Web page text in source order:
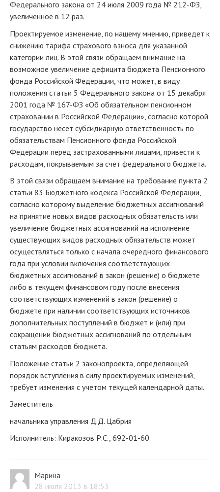
Федерального закона от 24 июля 2009 года № 212-ФЗ,
увеличенное в 12 раз.
Проектируемое изменение, по нашему мнению, приведет к
снижению тарифа страхового взноса для указанной
категории лиц. В этой связи обращаем внимание на
возможное увеличение дефицита бюджета Пенсионного
фонда Российской Федерации, что может, в виду
положения статьи 5 Федерального закона от 15 декабря
2001 года № 167-ФЗ «Об обязательном пенсионном
страховании в Российской Федерации», согласно которой
государство несет субсидиарную ответственность по
обязательствам Пенсионного фонда Российской
Федерации перед застрахованными лицами, привести к
расходам, покрываемым за счет федерального бюджета.
В этой связи обращаем внимание на требование пункта 2
статьи 83 Бюджетного кодекса Российской Федерации,
согласно которому выделение бюджетных ассигнований
на принятие новых видов расходных обязательств или
увеличение бюджетных ассигнований на исполнение
существующих видов расходных обязательств может
осуществляться только с начала очередного финансового
года при условии включения соответствующих
бюджетных ассигнований в закон (решение) о бюджете
либо в текущем финансовом году после внесения
соответствующих изменений в закон (решение) о
бюджете при наличии соответствующих источников
дополнительных поступлений в бюджет и (или) при
сокращении бюджетных ассигнований по отдельным
статьям расходов бюджета.
Положение статьи 2 законопроекта, определяющей
порядок вступления в силу проектируемых изменений,
требует изменения с учетом текущей календарной даты.
Заместитель
начальника управления Д.Д. Цабрия
Исполнитель: Киракозов Р.С., 692-01-60
Марина
28 июля 2013 в 18:53